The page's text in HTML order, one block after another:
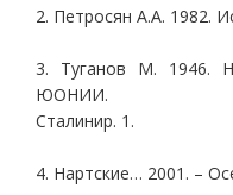
2. Петросян А.А. 1982.
3. Туганов М. 1946.
ЮОНИИ.
Сталинир. 1.
4. Нартские… 2001. –